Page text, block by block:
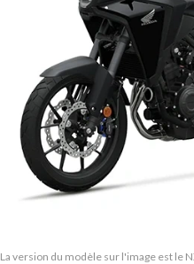
La version du modèle sur l'image est le